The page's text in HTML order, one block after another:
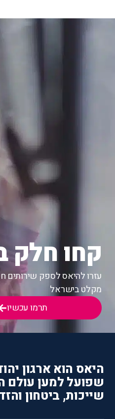
קחו חלק
עזרו להיאס לספק שירותים
מקלט בישראל
תרמו עכשיו
היאס הוא ארגון
שפועל למען עולם
שייכות, ביטחון